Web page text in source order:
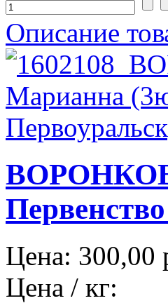
Описание
Цена: 300,00
Цена / кг: